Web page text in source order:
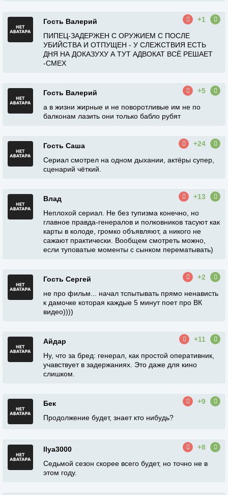
Гость Валерий
+1
ПИПЕЦ-ЗАДЕРЖЕН С ОРУЖИЕМ С ПОСЛЕ
УБИЙСТВА И ОТПУЩЕН - У СЛЕЖСТВИЯ ЕСТЬ
ДНЯ НА ДОКАЗУХУ А ТУТ АДВОКАТ ВСЁ РЕШАЕТ
-СМЕХ
Гость Валерий
+5
а в жизни жирные и не поворотливые им не по
балконам лазить они только бабло рубят
Гость Саша
+24
Сериал смотрел на одном дыхании, актёры супер,
сценарий чёткий.
Влад
+13
Неплохой сериал. Не без тупизма конечно, но
главное правда-генералов и полковников тасуют как
карты в колоде, громко объявляют, а никого не
сажают практически. Вообщем смотреть можно,
если туповатые моменты с сынком перематывать)
Гость Сергей
+2
не про фильм... начал тспытывать прямо ненависть
к дамочке которая каждые 5 минут поет про ВК
видео))))
Айдар
+11
Ну, что за бред: генерал, как простой оперативник,
учавствует в задержаниях. Это даже для кино
слишком.
Бек
+9
Продолжение будет, знает кто нибудь?
Ilya3000
+8
Седьмой сезон скорее всего будет, но точно не в
этом году.